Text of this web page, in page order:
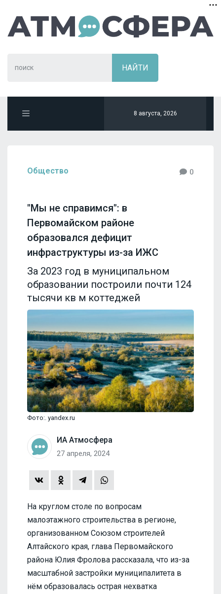
8 августа, 2026
Общество 0
"Мы не справимся": в
Первомайском районе
образовался дефицит
инфраструктуры из-за ИЖС
За 2023 год в муниципальном
образовании построили почти 124
тысячи кв м коттеджей
Фото:. yandex.ru
ИА Атмосфера
27 апреля, 2024
На круглом столе по вопросам
малоэтажного строительства в регионе,
организованном Союзом строителей
Алтайского края, глава Первомайского
района Юлия Фролова рассказала, что из-за
масштабной застройки муниципалитета в
нём образовалась острая нехватка